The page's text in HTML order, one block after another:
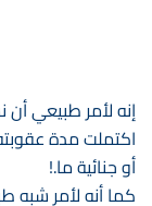
إنه لأمر طبيعي
اكتملت مدة
أو جنائية ما.!
كما أنه لأمر